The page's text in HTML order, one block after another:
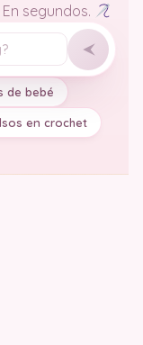
segundos.
de bebé
en crochet